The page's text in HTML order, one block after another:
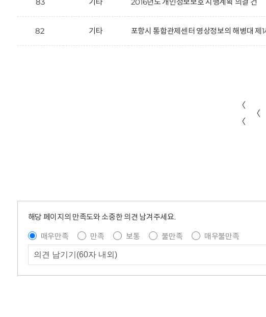
82 기타 포항시 통합관제센터 영상정보의 해병대 제
〈
〈
〈
해당 페이지의 만족도와 소중한 의견 남겨주세요.
매우만족
만족 보통 불만족 매우불만족